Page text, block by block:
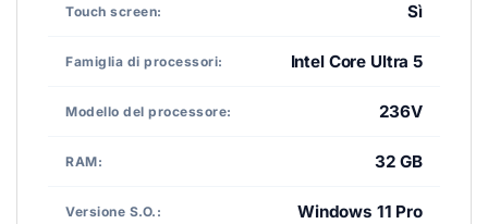
Touch screen: Sì
Famiglia di processori: Intel Core Ultra 5
Modello del processore: 236V
RAM: 32 GB
Versione S.O.: Windows 11 Pro